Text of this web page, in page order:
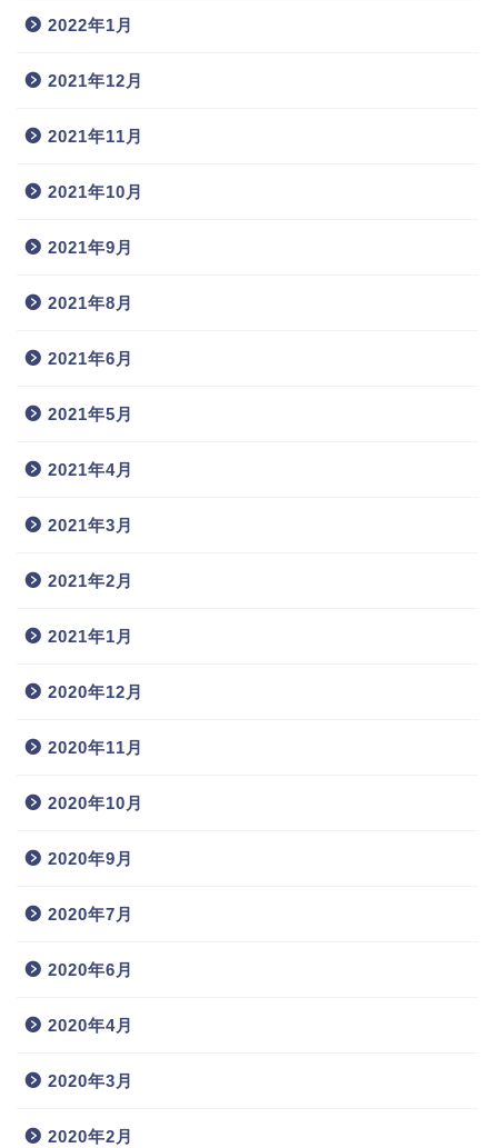
2022年1月
2021年12月
2021年11月
2021年10月
2021年9月
2021年8月
2021年6月
2021年5月
2021年4月
2021年3月
2021年2月
2021年1月
2020年12月
2020年11月
2020年10月
2020年9月
2020年7月
2020年6月
2020年4月
2020年3月
2020年2月